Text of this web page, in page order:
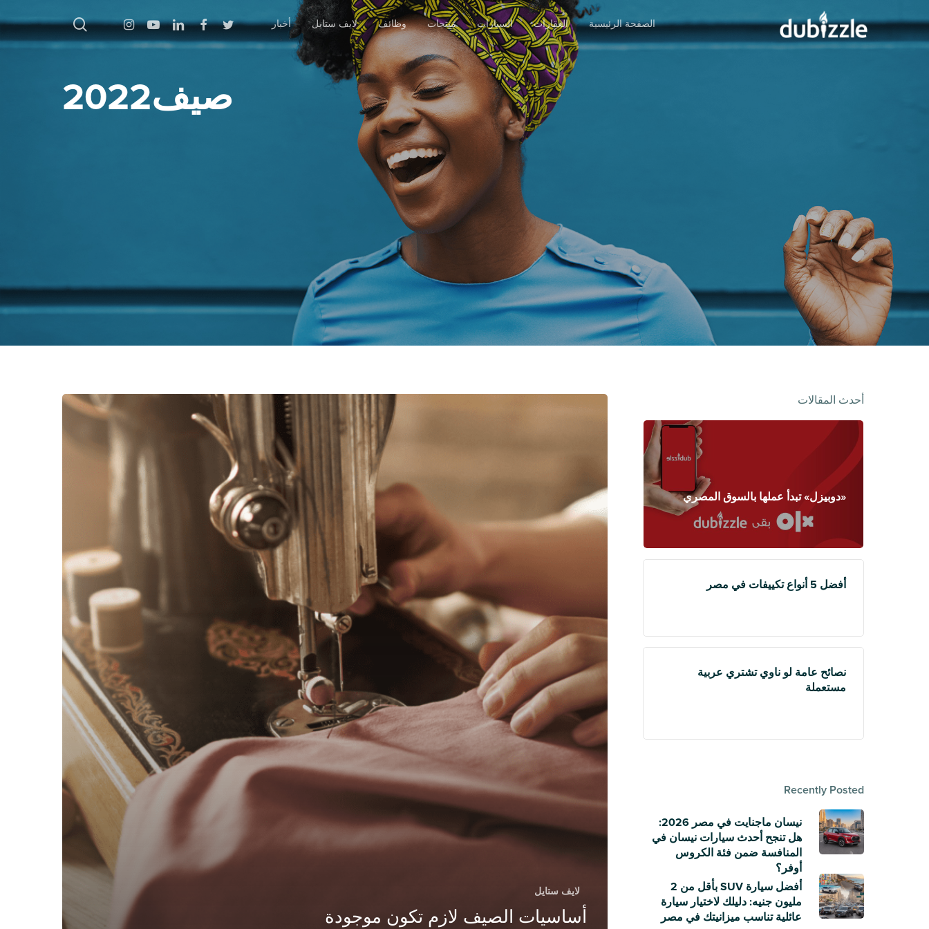
to
اضغط على Enter للبحث أو ESC للإغلاق
الصفحة الرئيسية العقارات السيارات منتجات وظائف لايف ستايل أخبار Twitter
Facebook
Linkedin
Youtube
Instagram بحث
صيف2022
لايف ستايل
أساسيات الصيف لازم تكون موجودة
أحدث المقالات
«دوبيزل» تبدأ عملها بالسوق المصري
أفضل 5 أنواع تكييفات في مصر
نصائح عامة لو ناوي تشتري عربية
مستعملة
Recently Posted
نيسان ماجنايت في مصر 2026:
هل تنجح أحدث سيارات نيسان في
المنافسة ضمن فئة الكروس
أوفر؟
أفضل سيارة SUV بأقل من 2
مليون جنيه: دليلك لاختيار سيارة
عائلية تناسب ميزانيتك في مصر